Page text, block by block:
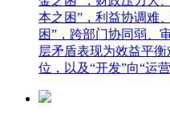
本之困”，利益协调难
困”，跨部门协同弱、
层矛盾表现为效益平
位，以及“开发”向“运